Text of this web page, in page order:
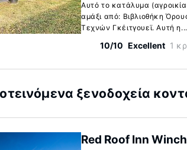
Αυτό το κατάλυμα
αμάξι από: Βιβλιοθήκη
Τεχνών Γκέιτγουεϊ. Αυτή η...
10/10 Excellent 1
ξενοδοχεία
Red Roof Inn